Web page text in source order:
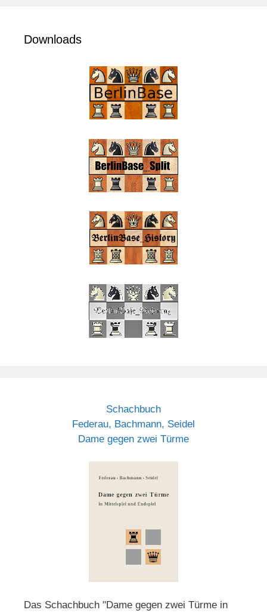
Downloads
Schachbuch
Federau, Bachmann, Seidel
Dame gegen zwei Türme
Das Schachbuch "Dame gegen zwei Türme in